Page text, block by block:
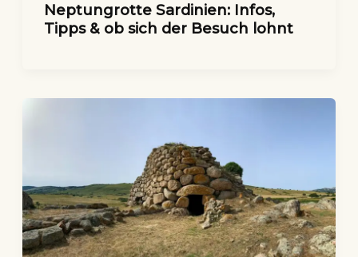
Neptungrotte Sardinien: Infos,
Tipps & ob sich der Besuch lohnt